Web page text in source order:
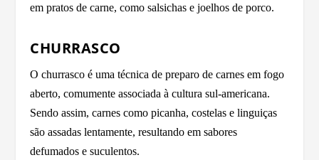
em pratos de carne, como salsichas e joelhos de porco.
CHURRASCO
O churrasco é uma técnica de preparo de carnes em fogo
aberto, comumente associada à cultura sul-americana.
Sendo assim, carnes como picanha, costelas e linguiças
são assadas lentamente, resultando em sabores
defumados e suculentos.